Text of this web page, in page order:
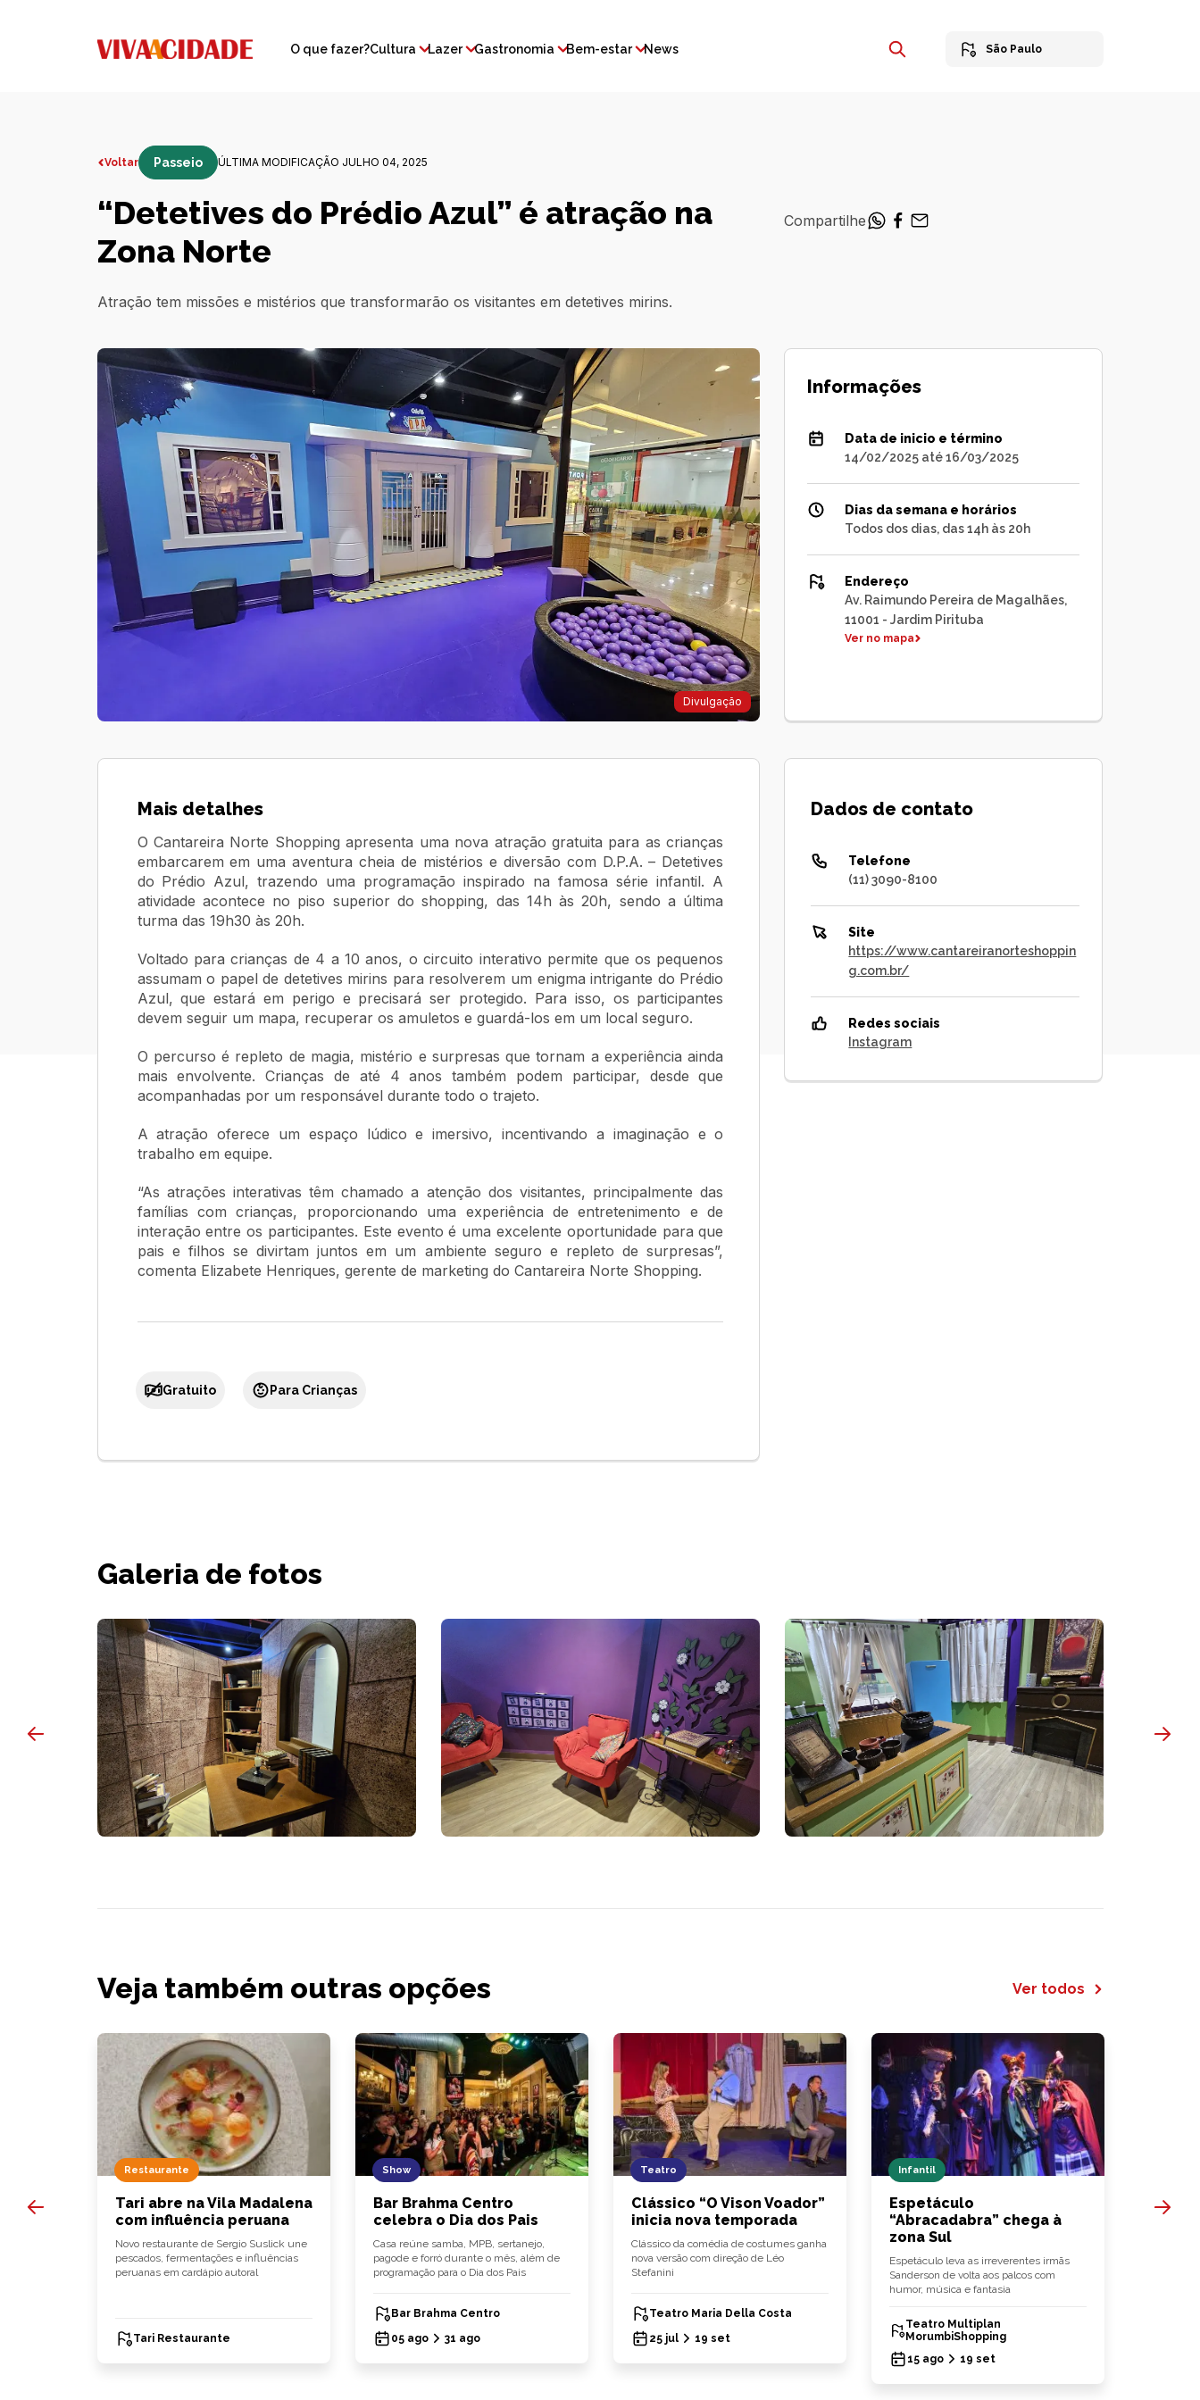
O que fazer?Cultura Lazer Gastronomia Bem-estar News São Paulo
Voltar Passeio ÚLTIMA MODIFICAÇÃO JULHO 04, 2025
“Detetives do Prédio Azul” é atração na
Zona Norte
Atração tem missões e mistérios que transformarão os visitantes em detetives mirins.
Compartilhe
Divulgação
Informações
Data de inicio e término
14/02/2025 até 16/03/2025
Dias da semana e horários
Todos dos dias, das 14h às 20h
Endereço
Av. Raimundo Pereira de Magalhães,
11001 - Jardim Pirituba
Ver no mapa
Mais detalhes
O Cantareira Norte Shopping apresenta uma nova atração gratuita para as crianças
embarcarem em uma aventura cheia de mistérios e diversão com D.P.A. – Detetives
do Prédio Azul, trazendo uma programação inspirado na famosa série infantil. A
atividade acontece no piso superior do shopping, das 14h às 20h, sendo a última
turma das 19h30 às 20h.
Voltado para crianças de 4 a 10 anos, o circuito interativo permite que os pequenos
assumam o papel de detetives mirins para resolverem um enigma intrigante do Prédio
Azul, que estará em perigo e precisará ser protegido. Para isso, os participantes
devem seguir um mapa, recuperar os amuletos e guardá-los em um local seguro.
O percurso é repleto de magia, mistério e surpresas que tornam a experiência ainda
mais envolvente. Crianças de até 4 anos também podem participar, desde que
acompanhadas por um responsável durante todo o trajeto.
A atração oferece um espaço lúdico e imersivo, incentivando a imaginação e o
trabalho em equipe.
“As atrações interativas têm chamado a atenção dos visitantes, principalmente das
famílias com crianças, proporcionando uma experiência de entretenimento e de
interação entre os participantes. Este evento é uma excelente oportunidade para que
pais e filhos se divirtam juntos em um ambiente seguro e repleto de surpresas”,
comenta Elizabete Henriques, gerente de marketing do Cantareira Norte Shopping.
Gratuito Para Crianças
Dados de contato
Telefone
(11) 3090-8100
Site
https://www.cantareiranorteshoppin
g.com.br/
Redes sociais
Instagram
Galeria de fotos
Veja também outras opções Ver todos
Restaurante
Tari abre na Vila Madalena
com influência peruana
Novo restaurante de Sergio Suslick une
pescados, fermentações e influências
peruanas em cardápio autoral
Tari Restaurante
Show
Bar Brahma Centro
celebra o Dia dos Pais
Casa reúne samba, MPB, sertanejo,
pagode e forró durante o mês, além de
programação para o Dia dos Pais
Bar Brahma Centro
05 ago
31 ago
Teatro
Clássico “O Vison Voador”
inicia nova temporada
Clássico da comédia de costumes ganha
nova versão com direção de Léo
Stefanini
Teatro Maria Della Costa
25 jul
19 set
Infantil
Espetáculo
“Abracadabra” chega à
zona Sul
Espetáculo leva as irreverentes irmãs
Sanderson de volta aos palcos com
humor, música e fantasia
Teatro Multiplan
MorumbiShopping
15 ago
19 set